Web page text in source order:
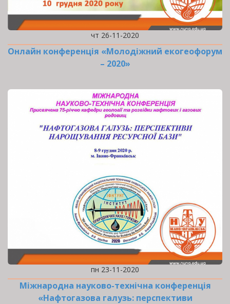
чт 26-11-2020
Онлайн конференція «Молодіжний екогеофорум
– 2020»
пн 23-11-2020
Міжнародна науково-технічна конференція
«Нафтогазова галузь: перспективи